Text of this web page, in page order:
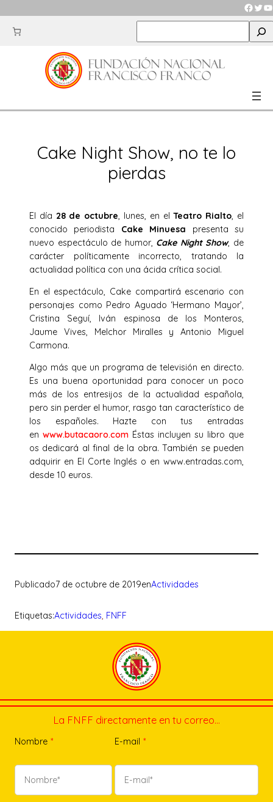
al
contenido
e
r
c
Cake Night Show, no te lo
pierdas
El día 28 de octubre, lunes, en elTeatro Rialto, el
conocido periodista Cake Minuesa presenta su
nuevo espectáculo de humor, Cake Night Show, de
carácter políticamente incorrecto, tratando la
actualidad política con una ácida crítica social.
En el espectáculo, Cake compartirá escenario con
personajes como Pedro Aguado ‘Hermano Mayor’,
Cristina Seguí, Iván espinosa de los Monteros,
Jaume Vives, Melchor Miralles y Antonio Miguel
Carmona.
Algo más que un programa de televisión en directo.
Es una buena oportunidad para conocer un poco
más de los entresijos de la actualidad española,
pero sin perder el humor, rasgo tan característico de
los españoles. Hazte con tus entradas
en www.butacaoro.com Éstas incluyen su libro que
os dedicará al final de la obra. También se pueden
adquirir en El Corte Inglés o en www.entradas.com,
desde 10 euros.
Publicado7 de octubre de 2019enActividades
Etiquetas:Actividades FNFF
La FNFF directamente en tu correo…
Nombre * E-mail *